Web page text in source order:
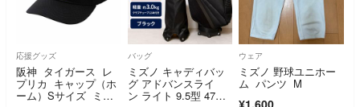
応援グッズ
阪神 タイガース レ
プリカ キャップ（ホ
ーム）Sサイズ ミズ
バッグ
ミズノ キャディバッ
グ アドバンスライ
ン ライト 9.5型 47イ
ウェア
ミズノ 野球ユニホー
ム パンツ M